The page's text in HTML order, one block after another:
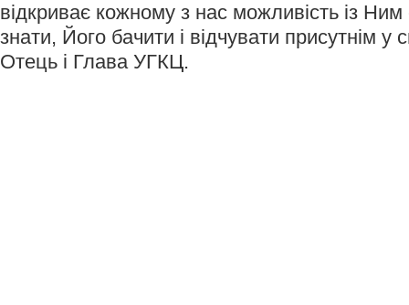
відкриває кожному з нас можливість із Ним
знати, Його бачити і відчувати присутнім у
Отець і Глава УГКЦ.